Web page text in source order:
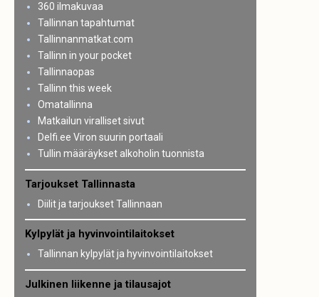
360 ilmakuvaa
Tallinnan tapahtumat
Tallinnanmatkat.com
Tallinn in your pocket
Tallinnaopas
Tallinn this week
Omatallinna
Matkailun viralliset sivut
Delfi.ee Viron suurin portaali
Tullin määräykset alkoholin tuonnista
Tarjoukset Tallinnasta
Diilit ja tarjoukset Tallinnaan
Kylpylät ja hyvinvointilaitokset
Tallinnan kylpylät ja hyvinvointilaitokset
Julkinen liikenne ja tilausajot